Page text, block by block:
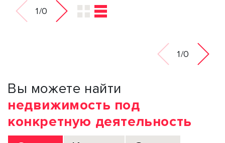
1/0
1/0
Вы можете найти
недвижимость под
конкретную деятельность